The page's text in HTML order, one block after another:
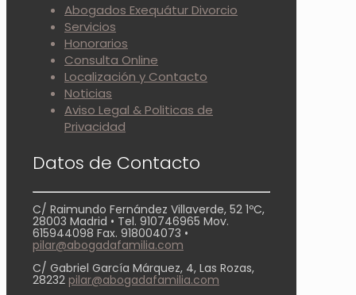
Abogados Exequátur Divorcio
Servicios
Honorarios
Consulta Online
Localización y Contacto
Noticias
Aviso Legal & Politicas de
Privacidad
Datos de Contacto
C/ Raimundo Fernández Villaverde, 52 1ºC,
28003 Madrid • Tel. 910746965 Mov.
615944098 Fax. 918004073 •
pilar@abogadafamilia.com
C/ Gabriel García Márquez, 4, Las Rozas,
28232 pilar@abogadafamilia.com